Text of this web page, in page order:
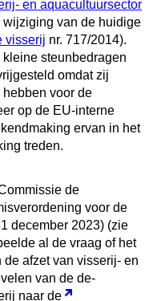
en aquacultuursector
wijziging van de huidige
visserij nr. 717/2014).
steunbedragen
omdat zij
voor de
op de EU-interne
ervan in het
treden.
de
voor de
december 2023) (zie
al de vraag of het
afzet van visserij- en
van de de-
naar de